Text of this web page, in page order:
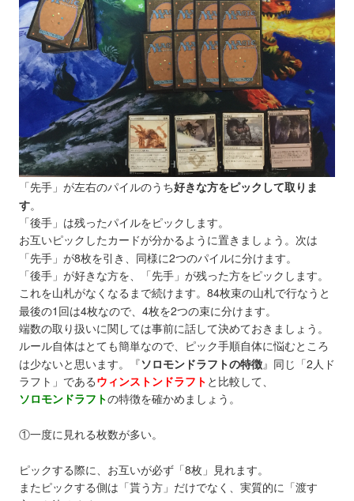
「先手」が左右のパイルのうち好きな方をピックして取りま
す。
「後手」は残ったパイルをピックします。
お互いピックしたカードが分かるように置きましょう。次は
「先手」が8枚を引き、同様に2つのパイルに分けます。
「後手」が好きな方を、「先手」が残った方をピックします。
これを山札がなくなるまで続けます。84枚束の山札で行なうと
最後の1回は4枚なので、4枚を2つの束に分けます。
端数の取り扱いに関しては事前に話して決めておきましょう。
ルール自体はとても簡単なので、ピック手順自体に悩むところ
は少ないと思います。
『ソロモンドラフトの特徴』 同じ「2人ド
ラフト」であるウィンストンドラフト と比較して、
ソロモンドラフトの特徴を確かめましょう。
①一度に見れる枚数が多い。
ピックする際に、お互いが必ず「8枚」見れます。
またピックする側は「貰う方」だけでなく、実質的に「渡す